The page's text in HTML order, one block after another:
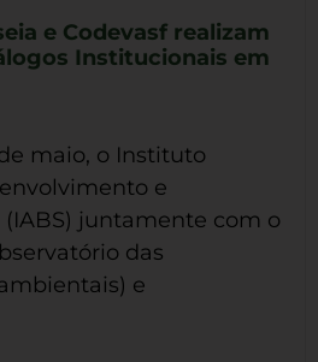
e Codevasf realizam
Institucionais em
maio, o Instituto
e
juntamente com o
das
e